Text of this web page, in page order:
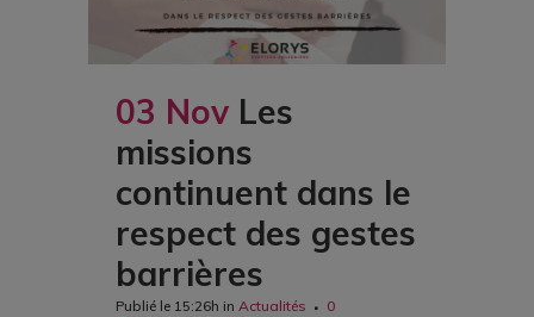
03 Nov Les
missions
continuent dans le
respect des gestes
barrières
Publié le 15:26h in Actualités
0